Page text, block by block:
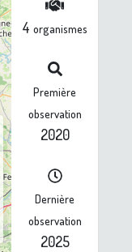
4 organismes
Première
observation
2020
Dernière
observation
2025